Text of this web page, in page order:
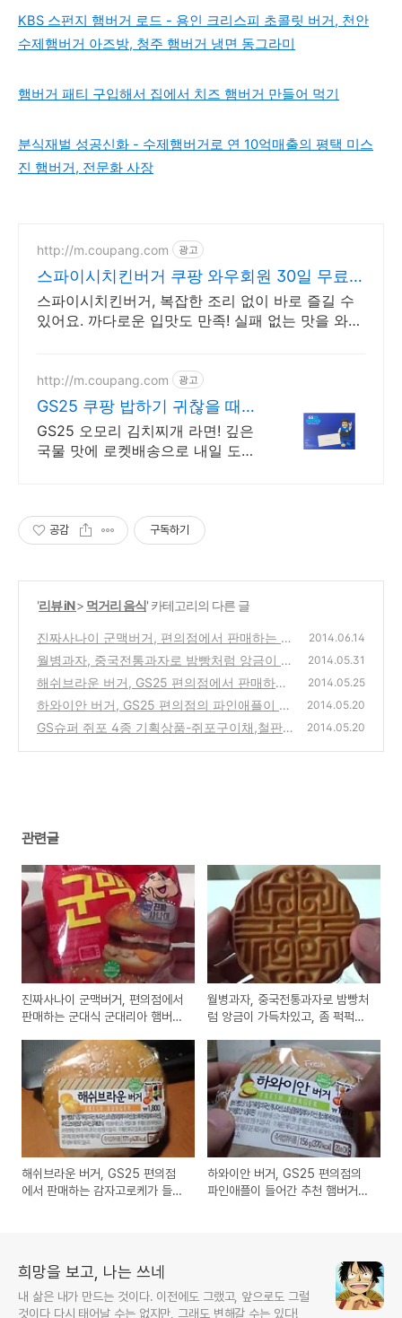
KBS 스펀지 햄버거 로드 - 용인 크리스피 초콜릿 버거, 천안
수제햄버거 아즈방, 청주 햄버거 냉면 동그라미
햄버거 패티 구입해서 집에서 치즈 햄버거 만들어 먹기
분식재벌 성공신화 - 수제햄버거로 연 10억매출의 평택 미스
진 햄버거, 전문화 사장
http://m.coupang.com 광고
스파이시치킨버거 쿠팡 와우회원 30일 무료반
품
스파이시치킨버거, 복잡한 조리 없이 바로 즐길 수
있어요. 까다로운 입맛도 만족! 실패 없는 맛을 와우
http://m.coupang.com 광고
GS25 쿠팡 밥하기 귀찮을 때
딱!
GS25 오모리 김치찌개 라면! 깊은
국물 맛에 로켓배송으로 내일 도
공감 구독하기
'리뷰 iN> 먹거리 음식' 카테고리의 다른 글
진짜사나이 군맥버거, 편의점에서 판매하는 군
대식 군대리아 햄버거 시식기
(2)
2014.06.14
월병과자, 중국전통과자로 밤빵처럼 앙금이 가
득차있고, 좀 퍽퍽한 제품 구입 시식기
(3)
2014.05.31
해쉬브라운 버거, GS25 편의점에서 판매하는
감자고로케가 들어간 햄버거 시식기
(0)
2014.05.25
하와이안 버거, GS25 편의점의 파인애플이 들
어간 추천 햄버거 시식기
(0)
2014.05.20
GS슈퍼 쥐포 4종 기획상품-쥐포구이채,철판
2014.05.20
관련글
진짜사나이 군맥버거, 편의점에서
판매하는 군대식 군대리아 햄버거
월병과자, 중국전통과자로 밤빵처
럼 앙금이 가득차있고, 좀 퍽퍽한
해쉬브라운 버거, GS25 편의점
에서 판매하는 감자고로케가 들어
하와이안 버거, GS25 편의점의
파인애플이 들어간 추천 햄버거
희망을 보고, 나는 쓰네
내 삶은 내가 만드는 것이다. 이전에도 그랬고, 앞으로도 그럴
것이다 다시 태어날 수는 없지만, 그래도 변해갈 수는 있다!